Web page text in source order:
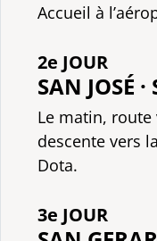
Accueil à
2e JOUR
SAN JOSÉ
Le matin, route
descente vers
Dota.
3e JOUR